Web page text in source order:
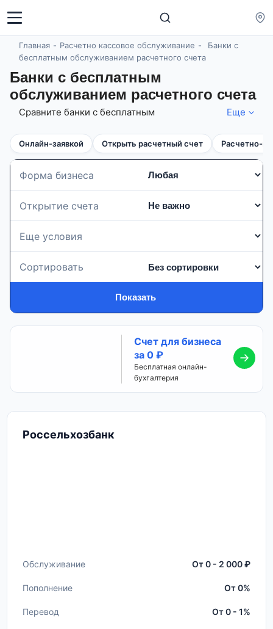
Главная Расчетно кассовое обслуживание
Банки с
бесплатным обслуживанием расчетного счета
Банки с бесплатным
обслуживанием расчетного счета
Сравните банки с бесплатным
и ООО. Выбирайте надёжные банки без
ежемесячной платы, скрытых комиссий и с
бонусами: эквайрингом, кэшбэком, онлайн-
банкингом. На 09.08.2026 широкая линейка
тарифов (от 26 банков), среди которых легко
счета от 0 р., доходность на остаток средств
до 3%!
Еще
Онлайн-заявкой Открыть расчетный счет Расчетно-
Форма бизнеса
Открытие счета
Еще условия
Сортировать
Показать
Счет для бизнеса
за 0 ₽
Бесплатная онлайн-
бухгалтерия
Россельхозбанк
Обслуживание От 0 - 2 000 ₽
Пополнение От 0%
Перевод От 0 - 1%